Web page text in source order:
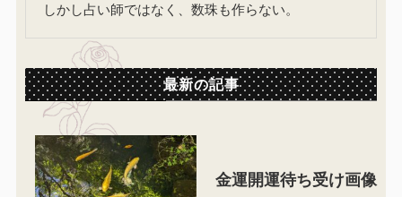
しかし占い師ではなく、数珠も作らない。
最新の記事
金運開運待ち受け画像